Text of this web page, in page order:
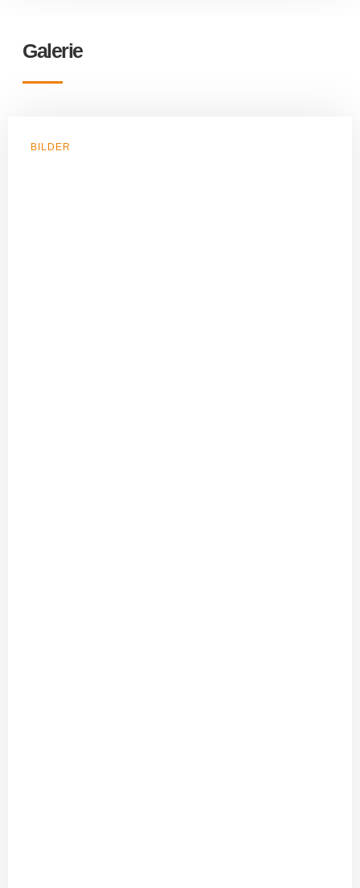
Galerie
BILDER